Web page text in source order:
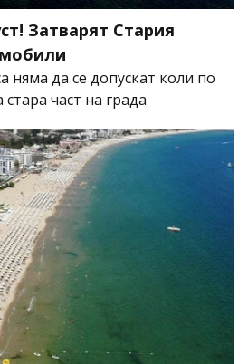
Затварят Стария
няма да се допускат коли по
част на града